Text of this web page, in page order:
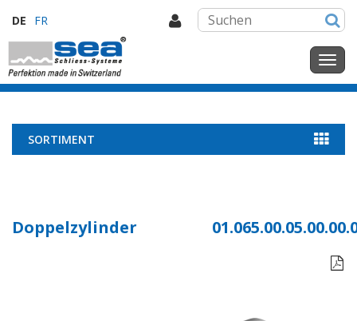
DE FR
SORTIMENT
Doppelzylinder
